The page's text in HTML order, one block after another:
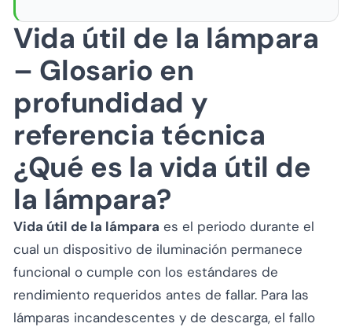
Vida útil de la lámpara
– Glosario en
profundidad y
referencia técnica
¿Qué es la vida útil de
la lámpara?
Vida útil de la lámpara es el periodo durante el
cual un dispositivo de iluminación permanece
funcional o cumple con los estándares de
rendimiento requeridos antes de fallar. Para las
lámparas incandescentes y de descarga, el fallo